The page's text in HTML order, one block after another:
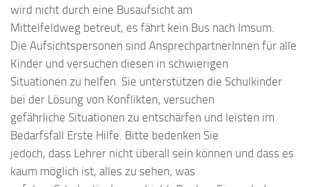
wird nicht durch eine Busaufsicht am
Mittelfeldweg betreut, es fährt kein Bus nach Imsum.
Die Aufsichtspersonen sind AnsprechpartnerInnen für alle
Kinder und versuchen diesen in schwierigen
Situationen zu helfen. Sie unterstützen die Schulkinder
bei der Lösung von Konflikten, versuchen
gefährliche Situationen zu entschärfen und leisten im
Bedarfsfall Erste Hilfe. Bitte bedenken Sie
jedoch, dass Lehrer nicht überall sein können und dass es
kaum möglich ist, alles zu sehen, was